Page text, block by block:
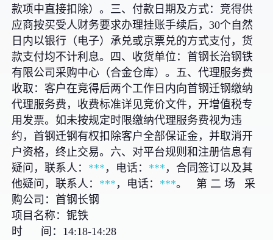
款项中直接扣除）。三、付款日期及方式：竞得供
应商按买受人财务要求办理挂账手续后，30个自然
日内以银行（电子）承兑或京票兑的方式支付，货
款支付均不计利息。四、收货单位：首钢长治钢铁
有限公司采购中心（合金仓库）。五、代理服务费
收取：客户在竞得后两个工作日内向首钢迁钢缴纳
代理服务费，收费标准详见竞价文件，开增值税专
用发票。如未按规定时限缴纳代理服务费视为违
约，首钢迁钢有权扣除客户全部保证金，并取消开
户资格，终止交易。六、对平台规则和注册信息有
疑问，联系人： *** ，电话： *** ，合同签订以及其
他疑问，联系人： *** ，电话： ***。 第 二 场 采
购公司：首钢长钢
项目名称：铌铁
时 间：14:18-14:28